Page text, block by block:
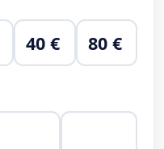
40 € 80 €